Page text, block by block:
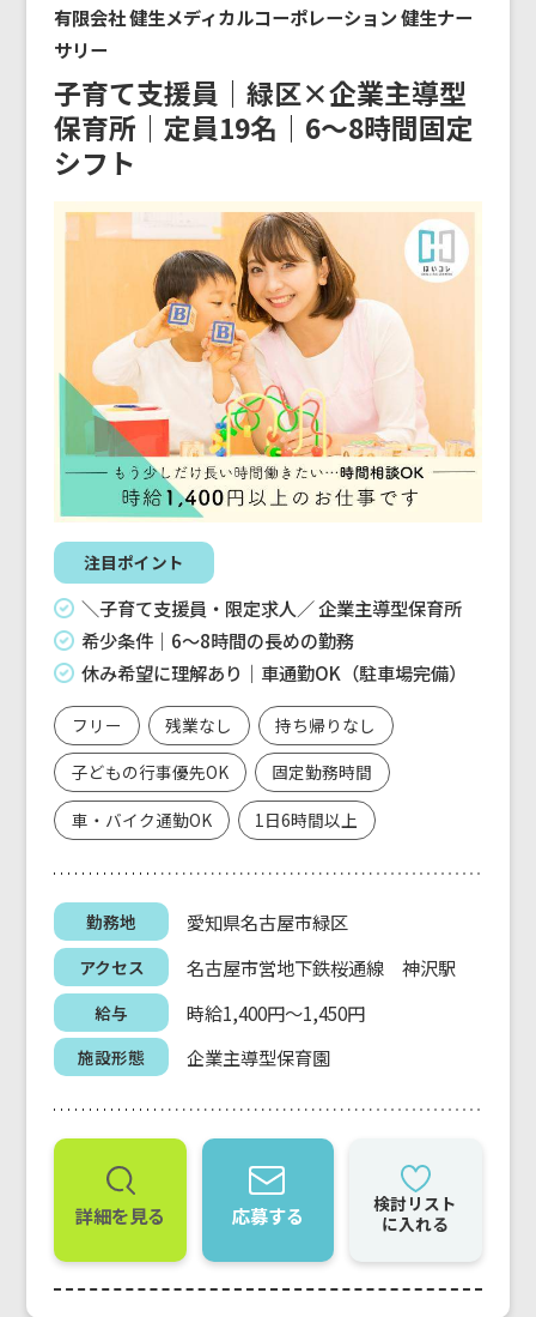
有限会社 健生メディカルコーポレーション 健生ナー
サリー
子育て支援員｜緑区×企業主導型
保育所｜定員19名｜6～8時間固定
シフト
注目ポイント
＼子育て支援員・限定求人／ 企業主導型保育所
希少条件｜6～8時間の長めの勤務
休み希望に理解あり｜車通勤OK（駐車場完備）
フリー 残業なし
持ち帰りなし
子どもの行事優先OK
固定勤務時間
車・バイク通勤OK
1日6時間以上
勤務地 愛知県名古屋市緑区
アクセス 名古屋市営地下鉄桜通線 神沢駅
給与 時給1,400円～1,450円
施設形態 企業主導型保育園
詳細を見る 応募する
検討リスト
に入れる